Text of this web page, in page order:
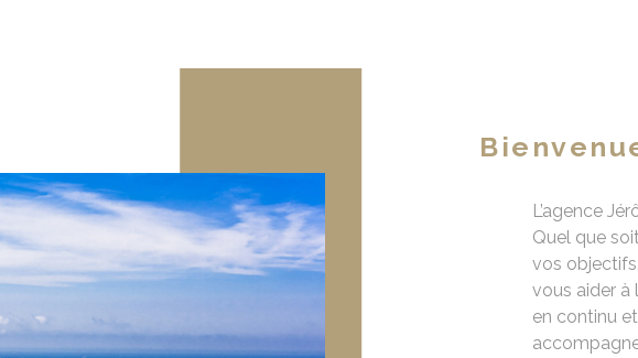
L’agence
Quel que
vos
vous aider à
en continu